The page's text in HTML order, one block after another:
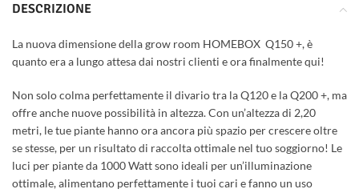
DESCRIZIONE
La nuova dimensione della grow room HOMEBOX Q150 +, è
quanto era a lungo attesa dai nostri clienti e ora finalmente qui!
Non solo colma perfettamente il divario tra la Q120 e la Q200 +, ma
offre anche nuove possibilità in altezza. Con un’altezza di 2,20
metri, le tue piante hanno ora ancora più spazio per crescere oltre
se stesse, per un risultato di raccolta ottimale nel tuo soggiorno! Le
luci per piante da 1000 Watt sono ideali per un’illuminazione
ottimale, alimentano perfettamente i tuoi cari e fanno un uso